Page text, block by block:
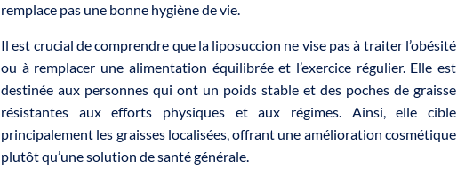
remplace pas une bonne hygiène de vie.
Il est crucial de comprendre que la liposuccion ne vise pas à traiter l’obésité
ou à remplacer une alimentation équilibrée et l’exercice régulier. Elle est
destinée aux personnes qui ont un poids stable et des poches de graisse
résistantes aux efforts physiques et aux régimes. Ainsi, elle cible
principalement les graisses localisées, offrant une amélioration cosmétique
plutôt qu’une solution de santé générale.